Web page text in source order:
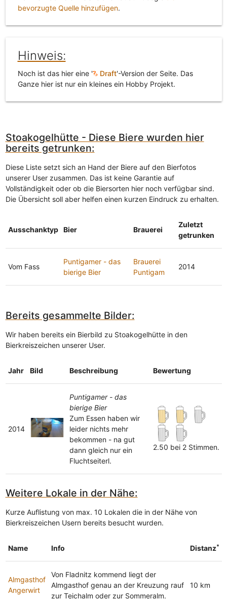
bevorzugte Quelle hinzufügen.
Hinweis:
Noch ist das hier eine ' Draft'-Version der Seite. Das
Ganze hier ist nur ein kleines ein Hobby Projekt.
Stoakogelhütte - Diese Biere wurden hier
bereits getrunken:
Diese Liste setzt sich an Hand der Biere auf den Bierfotos
unserer User zusammen. Das ist keine Garantie auf
Vollständigkeit oder ob die Biersorten hier noch verfügbar sind.
Die Übersicht soll aber helfen einen kurzen Eindruck zu erhalten.
Ausschanktyp Bier Brauerei
Zuletzt
getrunken
Vom Fass
Puntigamer - das
bierige Bier
Brauerei
Puntigam
2014
Bereits gesammelte Bilder:
Wir haben bereits ein Bierbild zu Stoakogelhütte in den
Bierkreiszeichen unserer User.
Jahr Bild Beschreibung Bewertung
2014
Puntigamer - das
bierige Bier
Zum Essen haben wir
leider nichts mehr
bekommen - na gut
dann gleich nur ein
Fluchtseiterl.
2.50 bei 2 Stimmen.
Weitere Lokale in der Nähe:
Kurze Auflistung von max. 10 Lokalen die in der Nähe von
Bierkreiszeichen Usern bereits besucht wurden.
Name Info Distanz*
Almgasthof
Angerwirt
Von Fladnitz kommend liegt der
Almgasthof genau an der Kreuzung rauf
zur Teichalm oder zur Sommeralm.
10 km